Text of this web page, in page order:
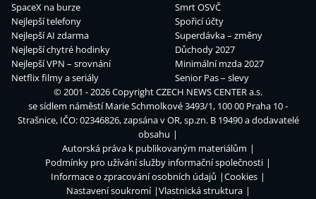
SpaceX na burze
Nejlepší telefony
Nejlepší AI zdarma
Nejlepší chytré hodinky
Nejlepší VPN – srovnání
Netflix filmy a seriály
Smrt OSVČ
Spořicí účty
Superdávka – změny
Důchody 2027
Minimální mzda 2027
Senior Pas – slevy
© 2001 - 2026 CopyrightCZECH NEWS CENTER a.s.
se sídlem náměstí Marie Schmolkové 3493/1, 100 00 Praha 10 -
Strašnice, IČO: 02346826, zapsána v OR, sp.zn. B 19490 a dodavatelé
obsahu
Autorská práva k publikovaným materiálům
Podmínky pro užívání služby informační společnosti
Informace o zpracování osobních údajů
Cookies
Nastavení soukromí
Vlastnická struktura